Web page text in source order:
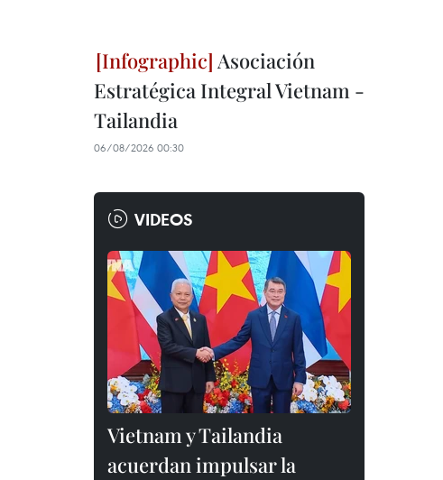
Asociación
Estratégica Integral Vietnam -
Tailandia
06/08/2026 00:30
VIDEOS
Vietnam y Tailandia
acuerdan impulsar la